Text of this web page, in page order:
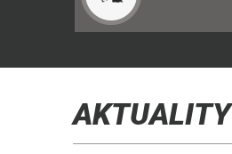
AKTUALITY